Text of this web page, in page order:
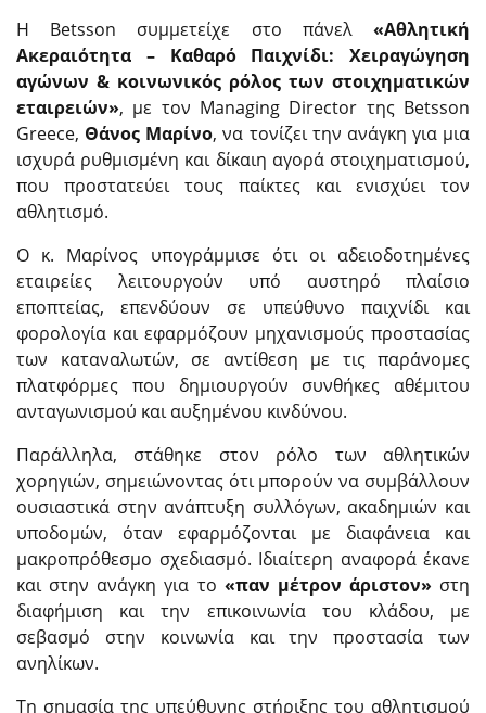
Η Betsson συμμετείχε στο πάνελ «Αθλητική
Ακεραιότητα – Καθαρό Παιχνίδι: Χειραγώγηση
αγώνων & κοινωνικός ρόλος των στοιχηματικών
εταιρειών», με τον Managing Director της Betsson
Greece, Θάνος Μαρίνο, να τονίζει την ανάγκη για μια
ισχυρά ρυθμισμένη και δίκαιη αγορά στοιχηματισμού,
που προστατεύει τους παίκτες και ενισχύει τον
αθλητισμό.
Ο κ. Μαρίνος υπογράμμισε ότι οι αδειοδοτημένες
εταιρείες λειτουργούν υπό αυστηρό πλαίσιο
εποπτείας, επενδύουν σε υπεύθυνο παιχνίδι και
φορολογία και εφαρμόζουν μηχανισμούς προστασίας
των καταναλωτών, σε αντίθεση με τις παράνομες
πλατφόρμες που δημιουργούν συνθήκες αθέμιτου
ανταγωνισμού και αυξημένου κινδύνου.
Παράλληλα, στάθηκε στον ρόλο των αθλητικών
χορηγιών, σημειώνοντας ότι μπορούν να συμβάλλουν
ουσιαστικά στην ανάπτυξη συλλόγων, ακαδημιών και
υποδομών, όταν εφαρμόζονται με διαφάνεια και
μακροπρόθεσμο σχεδιασμό. Ιδιαίτερη αναφορά έκανε
και στην ανάγκη για το «παν μέτρον άριστον» στη
διαφήμιση και την επικοινωνία του κλάδου, με
σεβασμό στην κοινωνία και την προστασία των
ανηλίκων.
Τη σημασία της υπεύθυνης στήριξης του αθλητισμού